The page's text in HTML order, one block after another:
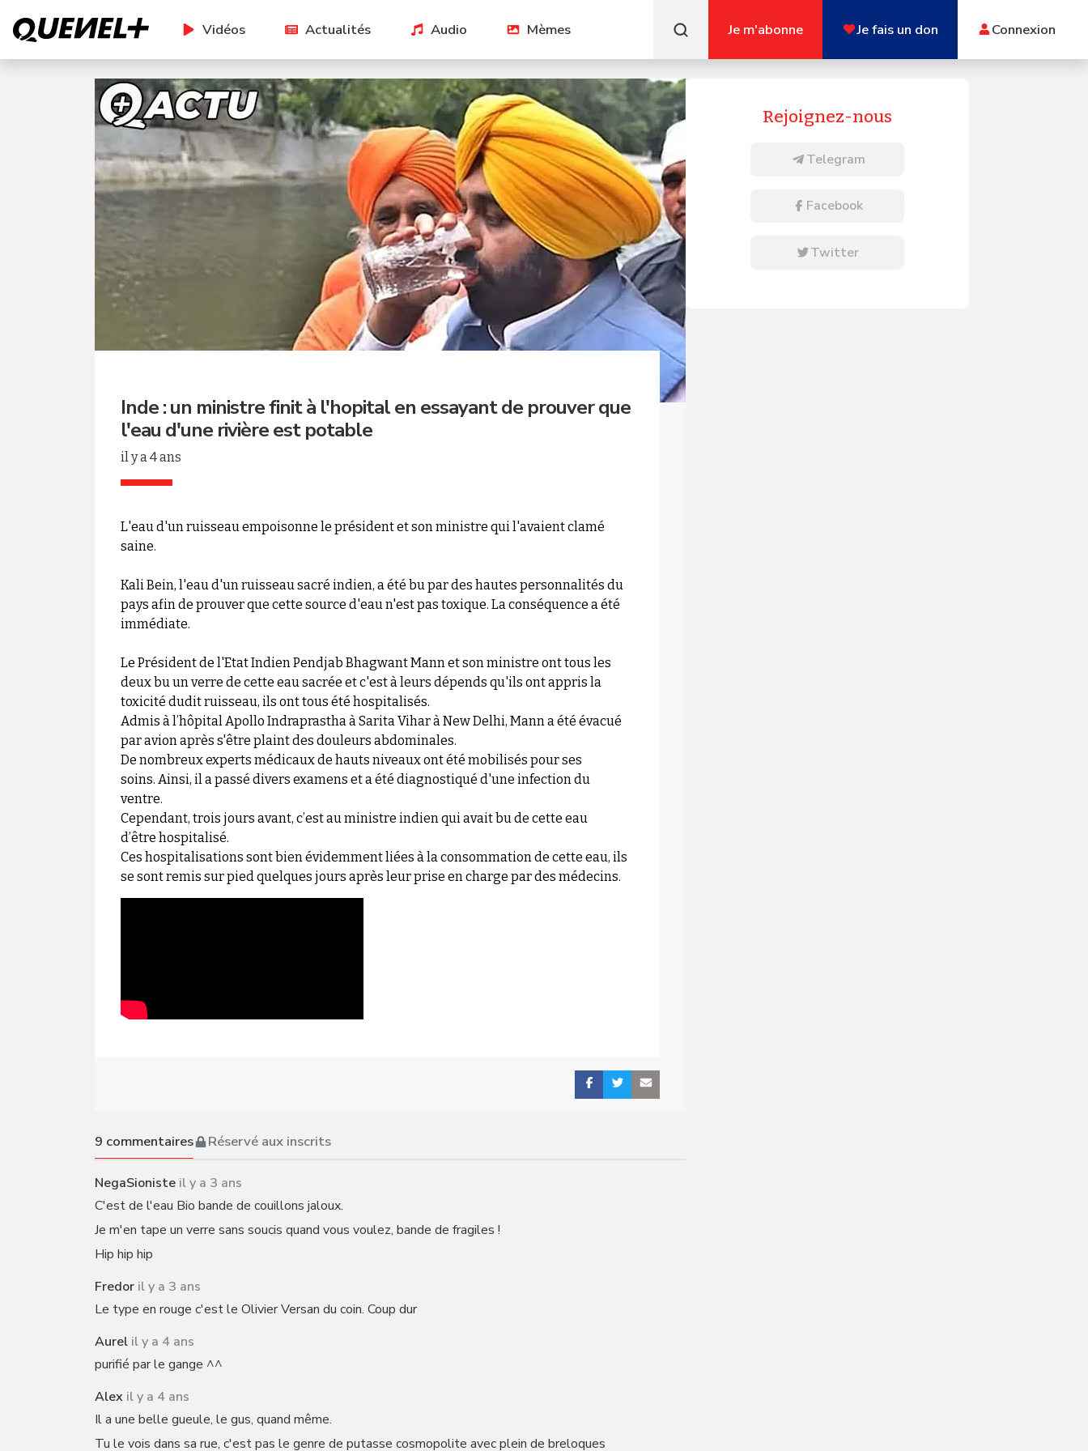
Vidéos Actualités Audio Mèmes Je m'abonne Je fais un don Connexion
Inde : un ministre finit à l'hopital en essayant de prouver que
l'eau d'une rivière est potable
il y a 4 ans
L'eau d'un ruisseau empoisonne le président et son ministre qui l'avaient clamé
saine.
Kali Bein, l'eau d'un ruisseau sacré indien, a été bu par des hautes personnalités du
pays afin de prouver que cette source d'eau n'est pas toxique. La conséquence a été
immédiate.
Le Président de l'Etat Indien Pendjab Bhagwant Mann et son ministre ont tous les
deux bu un verre de cette eau sacrée et c'est à leurs dépends qu'ils ont appris la
toxicité dudit ruisseau, ils ont tous été hospitalisés.
Admis à l’hôpital Apollo Indraprastha à Sarita Vihar à New Delhi, Mann a été évacué
par avion après s'être plaint des douleurs abdominales.
De nombreux experts médicaux de hauts niveaux ont été mobilisés pour ses
soins. Ainsi, il a passé divers examens et a été diagnostiqué d'une infection du
ventre.
Cependant, trois jours avant, c’est au ministre indien qui avait bu de cette eau
d’être hospitalisé.
Ces hospitalisations sont bien évidemment liées à la consommation de cette eau, ils
se sont remis sur pied quelques jours après leur prise en charge par des médecins.
9 commentaires Réservé aux inscrits
NegaSioniste il y a 3 ans
C'est de l'eau Bio bande de couillons jaloux.
Je m'en tape un verre sans soucis quand vous voulez, bande de fragiles !
Hip hip hip
Fredor il y a 3 ans
Le type en rouge c'est le Olivier Versan du coin. Coup dur
Aurel il y a 4 ans
purifié par le gange ^^
Alex il y a 4 ans
Il a une belle gueule, le gus, quand même.
Tu le vois dans sa rue, c'est pas le genre de putasse cosmopolite avec plein de breloques
Rejoignez-nous
Telegram
Facebook
Twitter